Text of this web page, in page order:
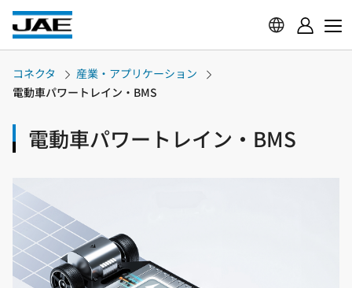
コネクタ
産業・アプリケーション
電動車パワートレイン・BMS
電動車パワートレイン・BMS